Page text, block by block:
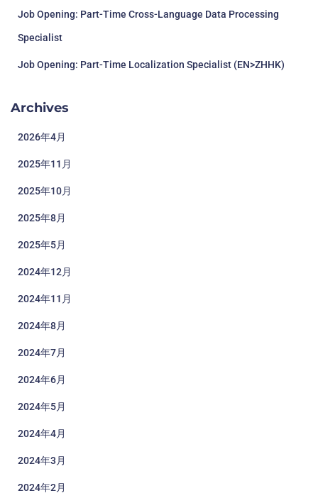
Job Opening: Part-Time Cross-Language Data Processing
Specialist
Job Opening: Part-Time Localization Specialist (EN>ZHHK)
Archives
2026年4月
2025年11月
2025年10月
2025年8月
2025年5月
2024年12月
2024年11月
2024年8月
2024年7月
2024年6月
2024年5月
2024年4月
2024年3月
2024年2月